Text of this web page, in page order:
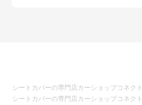
シートカバーの専門店カーショップコネクト
シートカバーの専門店カーショップコネクト